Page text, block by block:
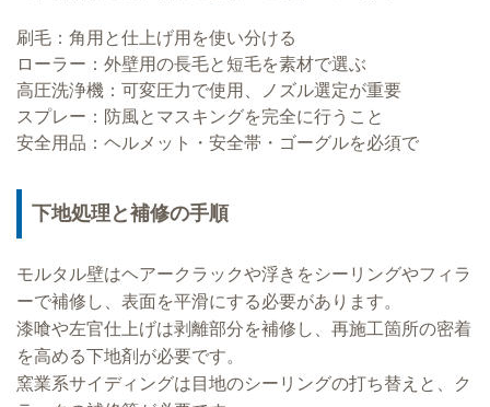
刷毛：角用と仕上げ用を使い分ける
ローラー：外壁用の長毛と短毛を素材で選ぶ
高圧洗浄機：可変圧力で使用、ノズル選定が重要
スプレー：防風とマスキングを完全に行うこと
安全用品：ヘルメット・安全帯・ゴーグルを必須で
下地処理と補修の手順
モルタル壁はヘアークラックや浮きをシーリングやフィラ
ーで補修し、表面を平滑にする必要があります。
漆喰や左官仕上げは剥離部分を補修し、再施工箇所の密着
を高める下地剤が必要です。
窯業系サイディングは目地のシーリングの打ち替えと、ク